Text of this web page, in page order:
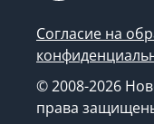
Согласие на
© 2008-2026
права